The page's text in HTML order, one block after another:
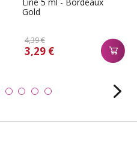
Gold
4,39 €
3,29 €